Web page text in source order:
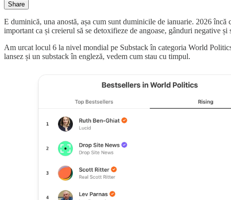
Share
E duminică, una anostă, așa cum sunt duminicile de ianuarie. 2026
important ca și creierul să se detoxifieze de angoase, gânduri negative și
Am urcat locul 6 la nivel mondial pe Substack în categoria World
lansez și un substack în engleză, vedem cum stau cu timpul.